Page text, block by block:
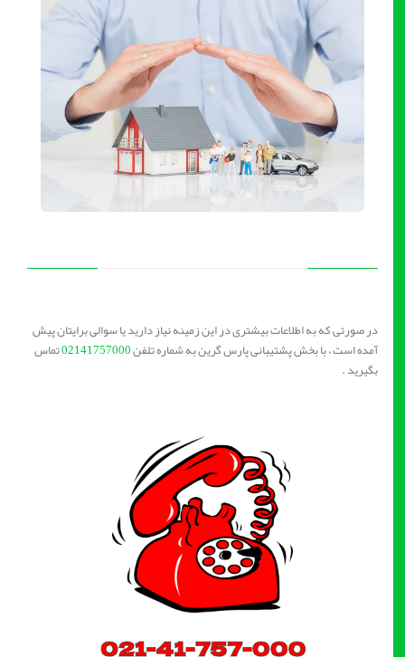
در صورتی که به اطلاعات بیشتری در این زمینه نیاز دارید یا سوالی برایتان پیش
آمده است ، با بخش پشتیبانی پارس گرین به شماره تلفن02141757000تماس
بگیرید .